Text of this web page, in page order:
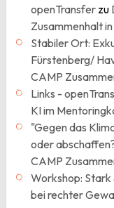
openTransfer zu
Zusammenhalt
Stabiler Ort:
Fürstenberg/
CAMP
Links -
KI im
"Gegen das
oder
CAMP
Workshop: Stark
bei rechter